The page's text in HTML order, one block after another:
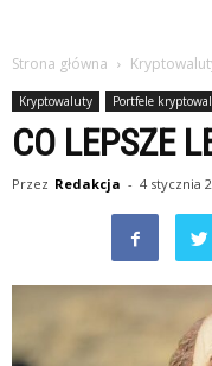
Strona główna
Kryptowaluty Portfele
CO LEPSZE
Przez Redakcja - 4 stycznia